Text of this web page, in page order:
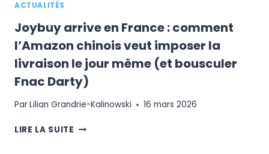
ACTUALITÉS
Joybuy arrive en France : comment
l’Amazon chinois veut imposer la
livraison le jour même (et bousculer
Fnac Darty)
ParLilian Grandrie-Kalinowski 16 mars 2026
LIRE LA SUITE JOYBUY